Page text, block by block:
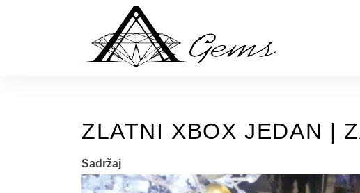
ZLATNI XBOX JEDAN |
Sadržaj